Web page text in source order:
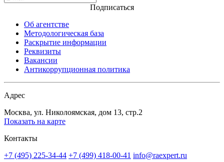
Подписаться
Об агентстве
Методологическая база
Раскрытие информации
Реквизиты
Вакансии
Антикоррупционная политика
Адрес
Москва, ул. Николоямская, дом 13, стр.2
Показать на карте
Контакты
+7 (495) 225-34-44 +7 (499) 418-00-41 info@raexpert.ru